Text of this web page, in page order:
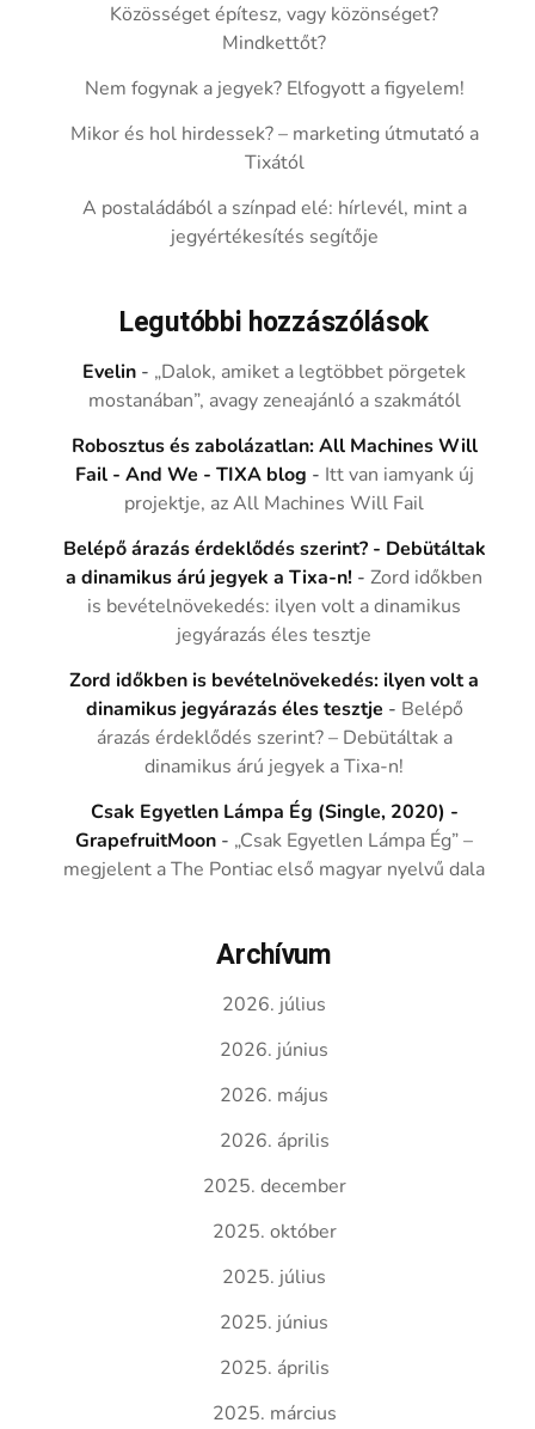
Közösséget építesz, vagy közönséget?
Mindkettőt?
Nem fogynak a jegyek? Elfogyott a figyelem!
Mikor és hol hirdessek? – marketing útmutató a
Tixától
A postaládából a színpad elé: hírlevél, mint a
jegyértékesítés segítője
Legutóbbi hozzászólások
Evelin - „Dalok, amiket a legtöbbet pörgetek
mostanában”, avagy zeneajánló a szakmától
Robosztus és zabolázatlan: All Machines Will
Fail - And We - TIXA blog - Itt van iamyank új
projektje, az All Machines Will Fail
Belépő árazás érdeklődés szerint? - Debütáltak
a dinamikus árú jegyek a Tixa-n! -Zord időkben
is bevételnövekedés: ilyen volt a dinamikus
jegyárazás éles tesztje
Zord időkben is bevételnövekedés: ilyen volt a
dinamikus jegyárazás éles tesztje - Belépő
árazás érdeklődés szerint? – Debütáltak a
dinamikus árú jegyek a Tixa-n!
Csak Egyetlen Lámpa Ég (Single, 2020) -
GrapefruitMoon - „Csak Egyetlen Lámpa Ég” –
megjelent a The Pontiac első magyar nyelvű dala
Archívum
2026. július
2026. június
2026. május
2026. április
2025. december
2025. október
2025. július
2025. június
2025. április
2025. március